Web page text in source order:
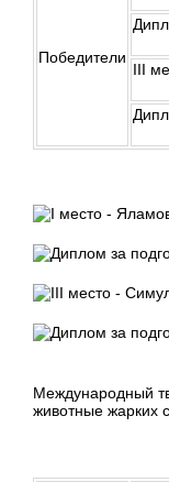
Победители
III
Международный
животные жарких